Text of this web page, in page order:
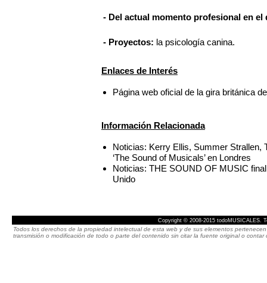
- Del actual momento profesional en
- Proyectos: la psicología canina.
Enlaces de Interés
Página web oficial de la gira británica
Información Relacionada
Noticias: Kerry Ellis, Summer Strallen,
‘The Sound of Musicals’ en Londres
Noticias: THE SOUND OF MUSIC
Unido
Copyright © 2008-2015 todoMUSICALES.
Todos los derechos de la propiedad intelectual de esta web y de sus elementos
transmisión o modificación de todo o parte del contenido sin citar la fuente original o